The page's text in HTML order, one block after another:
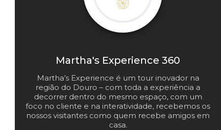
Martha's Experience 360
Martha’s Experience é um tour inovador na
região do Douro – com toda a experiência a
decorrer dentro do mesmo espaço, com um
foco no cliente e na interatividade, recebemos os
nossos visitantes como quem recebe amigos em
casa.